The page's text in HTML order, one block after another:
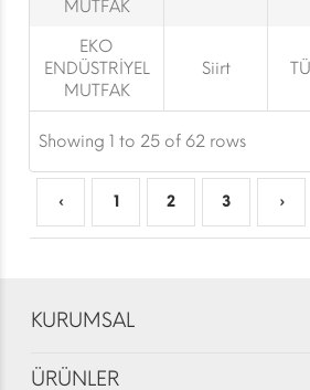
MUTFAK
EKO
ENDÜSTRİYEL
MUTFAK
Siirt
Showing 1 to 25 of 62 rows
‹ 1 2 3 ›
KURUMSAL
ÜRÜNLER